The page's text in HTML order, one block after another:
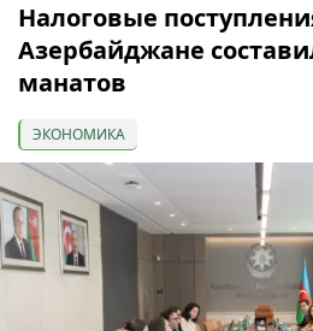
Налоговые
Азербайджане
манатов
ЭКОНОМИКА